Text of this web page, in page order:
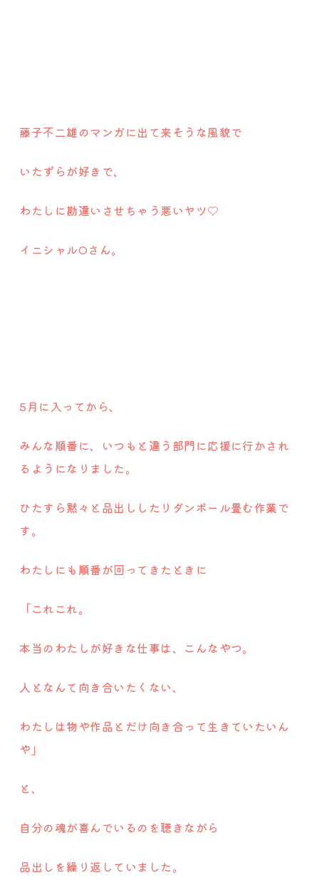
藤子不二雄のマンガに出て来そうな風貌で
いたずらが好きで、
わたしに勘違いさせちゃう悪いヤツ♡
イニシャルOさん。
5月に入ってから、
みんな順番に、いつもと違う部門に応援に行かされ
るようになりました。
ひたすら黙々と品出ししたりダンボール畳む作業で
す。
わたしにも順番が回ってきたときに
「これこれ。
本当のわたしが好きな仕事は、こんなやつ。
人となんて向き合いたくない、
わたしは物や作品とだけ向き合って生きていたいん
や」
と、
自分の魂が喜んでいるのを聴きながら
品出しを繰り返していました。